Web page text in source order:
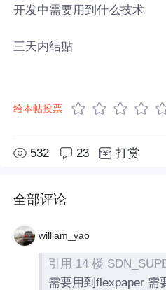
开发中需要用到什么技术
三天内结贴
给本帖投票
532 23 打赏
全部评论
william_yao
引用 14 楼
需要用到flexpaper 需要先把文档转换成